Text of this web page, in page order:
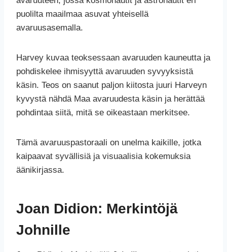
puolilta maailmaa asuvat yhteisellä
avaruusasemalla.
Harvey kuvaa teoksessaan avaruuden kauneutta ja
pohdiskelee ihmisyyttä avaruuden syvyyksistä
käsin. Teos on saanut paljon kiitosta juuri Harveyn
kyvystä nähdä Maa avaruudesta käsin ja herättää
pohdintaa siitä, mitä se oikeastaan merkitsee.
Tämä avaruuspastoraali on unelma kaikille, jotka
kaipaavat syvällisiä ja visuaalisia kokemuksia
äänikirjassa.
Joan Didion: Merkintöjä
Johnille